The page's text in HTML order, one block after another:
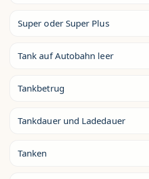
Super oder Super Plus
Tank auf Autobahn leer
Tankbetrug
Tankdauer und Ladedauer
Tanken